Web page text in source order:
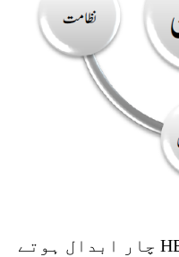
ان شعبوں کے انچارج HEAD چار ابدال ہوتے